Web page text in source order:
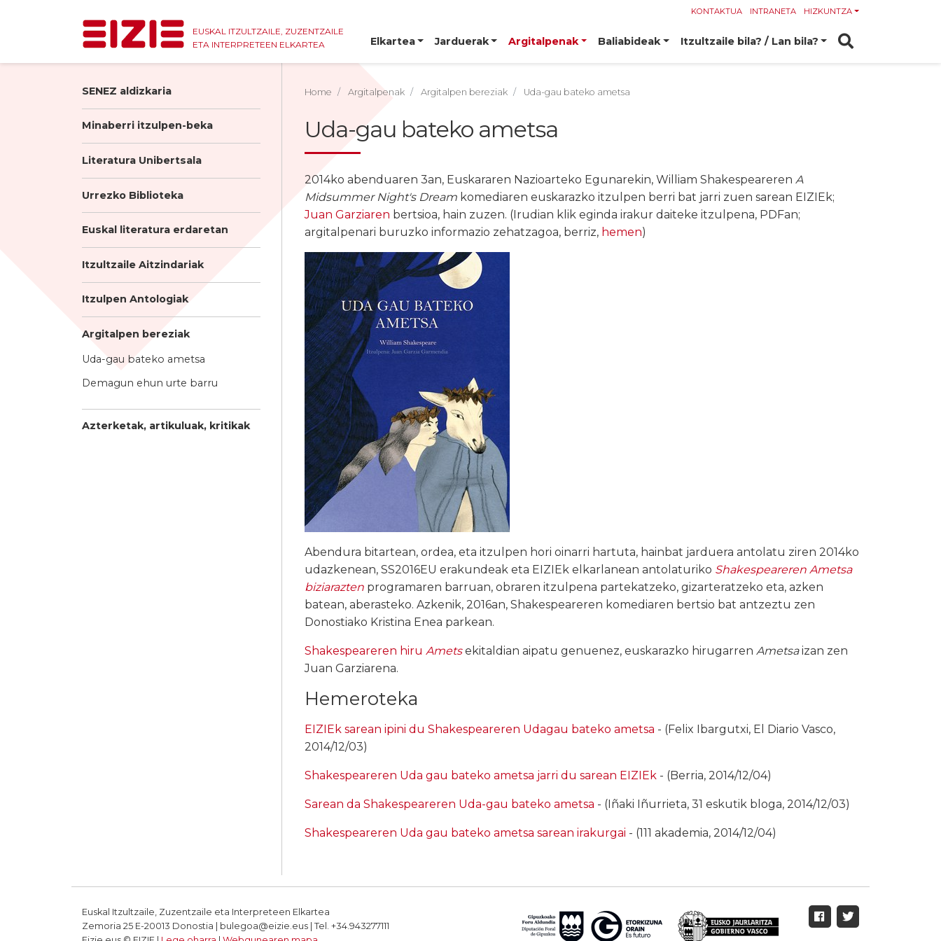
EUSKAL ITZULTZAILE, ZUZENTZAILE
ETA INTERPRETEEN ELKARTEA
KONTAKTUA INTRANETA HIZKUNTZA
Elkartea Jarduerak Argitalpenak Baliabideak Itzultzaile bila? / Lan bila?
SENEZ aldizkaria
Minaberri itzulpen-beka
Literatura Unibertsala
Urrezko Biblioteka
Euskal literatura erdaretan
Itzultzaile Aitzindariak
Itzulpen Antologiak
Argitalpen bereziak
Uda-gau bateko ametsa
Demagun ehun urte barru
Azterketak, artikuluak, kritikak
Home Argitalpenak Argitalpen bereziak Uda-gau bateko ametsa
Uda-gau bateko ametsa
2014ko abenduaren 3an, Euskararen Nazioarteko Egunarekin, William Shakespeareren A
Midsummer Night's Dream komediaren euskarazko itzulpen berri bat jarri zuen sarean EIZIEk;
Juan Garziaren bertsioa, hain zuzen. (Irudian klik eginda irakur daiteke itzulpena, PDFan;
argitalpenari buruzko informazio zehatzagoa, berriz, hemen)
Abendura bitartean, ordea, eta itzulpen hori oinarri hartuta, hainbat jarduera antolatu ziren 2014ko
udazkenean, SS2016EU erakundeak eta EIZIEk elkarlanean antolaturiko Shakespeareren Ametsa
biziarazten programaren barruan, obraren itzulpena partekatzeko, gizarteratzeko eta, azken
batean, aberasteko. Azkenik, 2016an, Shakespeareren komediaren bertsio bat antzeztu zen
Donostiako Kristina Enea parkean.
Shakespeareren hiru Amets ekitaldian aipatu genuenez, euskarazko hirugarren Ametsaizan zen
Juan Garziarena.
Hemeroteka
EIZIEk sarean ipini du Shakespeareren Udagau bateko ametsa - (Felix Ibargutxi, El Diario Vasco,
2014/12/03)
Shakespeareren Uda gau bateko ametsa jarri du sarean EIZIEk - (Berria, 2014/12/04)
Sarean da Shakespeareren Uda-gau bateko ametsa - (Iñaki Iñurrieta, 31 eskutik bloga, 2014/12/03)
Shakespeareren Uda gau bateko ametsa sarean irakurgai - (111 akademia, 2014/12/04)
Euskal Itzultzaile, Zuzentzaile eta Interpreteen Elkartea
Zemoria 25 E-20013 Donostia | bulegoa@eizie.eus | Tel. +34.943277111